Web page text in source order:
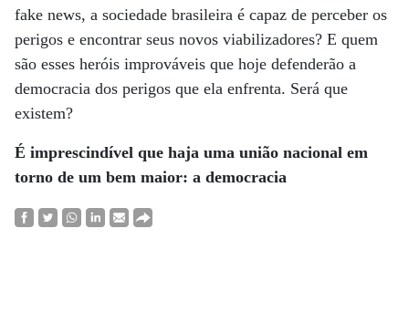
fake news, a sociedade brasileira é capaz de perceber os
perigos e encontrar seus novos viabilizadores? E quem
são esses heróis improváveis que hoje defenderão a
democracia dos perigos que ela enfrenta. Será que
existem?
É imprescindível que haja uma união nacional em
torno de um bem maior: a democracia